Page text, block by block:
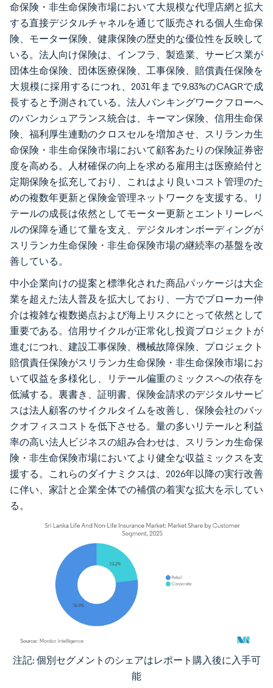
命保険・非生命保険市場において大規模な代理店網と拡大
する直接デジタルチャネルを通じて販売される個人生命保
険、モーター保険、健康保険の歴史的な優位性を反映して
いる。法人向け保険は、インフラ、製造業、サービス業が
団体生命保険、団体医療保険、工事保険、賠償責任保険を
大規模に採用するにつれ、2031年まで9.83%のCAGRで成
長すると予測されている。法人バンキングワークフローへ
のバンカシュアランス統合は、キーマン保険、信用生命保
険、福利厚生連動のクロスセルを増加させ、スリランカ生
命保険・非生命保険市場において顧客あたりの保険証券密
度を高める。人材確保の向上を求める雇用主は医療給付と
定期保険を拡充しており、これはより良いコスト管理のた
めの複数年更新と保険金管理ネットワークを支援する。リ
テールの成長は依然としてモーター更新とエントリーレベ
ルの保障を通じて量を支え、デジタルオンボーディングが
スリランカ生命保険・非生命保険市場の継続率の基盤を改
善している。
中小企業向けの提案と標準化された商品パッケージは大企
業を超えた法人普及を拡大しており、一方でブローカー仲
介は複雑な複数拠点および海上リスクにとって依然として
重要である。信用サイクルが正常化し投資プロジェクトが
進むにつれ、建設工事保険、機械故障保険、プロジェクト
賠償責任保険がスリランカ生命保険・非生命保険市場にお
いて収益を多様化し、リテール偏重のミックスへの依存を
低減する。裏書き、証明書、保険金請求のデジタルサービ
スは法人顧客のサイクルタイムを改善し、保険会社のバッ
クオフィスコストを低下させる。量の多いリテールと利益
率の高い法人ビジネスの組み合わせは、スリランカ生命保
険・非生命保険市場においてより健全な収益ミックスを支
援する。これらのダイナミクスは、2026年以降の実行改善
に伴い、家計と企業全体での補償の着実な拡大を示してい
る。
画像 © Mordor Intelligence。再利用にはCC BY 4.0の表示が必要です。
注記: 個別セグメントのシェアはレポート購入後に入手可
能